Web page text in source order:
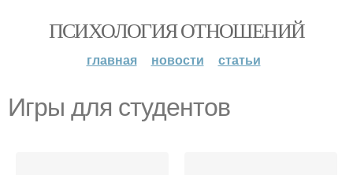
ПСИХОЛОГИЯ ОТНОШЕНИЙ
главная новости статьи
Игры для студентов